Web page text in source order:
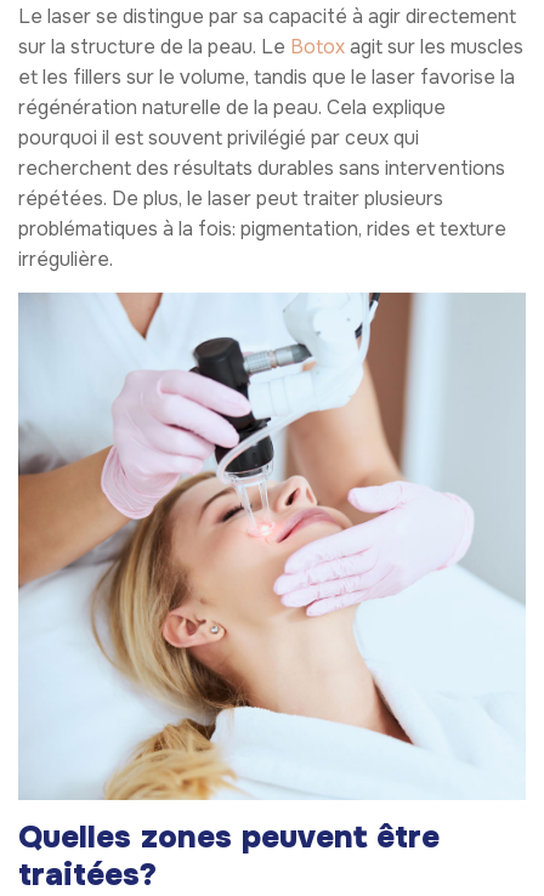
Le laser se distingue par sa capacité à agir directement
sur la structure de la peau. Le Botoxagit sur les muscles
et les fillers sur le volume, tandis que le laser favorise la
régénération naturelle de la peau. Cela explique
pourquoi il est souvent privilégié par ceux qui
recherchent des résultats durables sans interventions
répétées. De plus, le laser peut traiter plusieurs
problématiques à la fois: pigmentation, rides et texture
irrégulière.
Quelles zones peuvent être
traitées?